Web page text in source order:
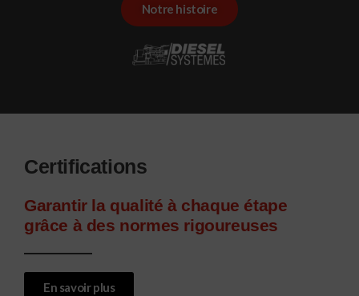
Notre histoire
Certifications
Garantir la qualité à chaque étape
grâce à des normes rigoureuses
En savoir plus